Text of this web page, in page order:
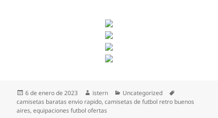
Publicado
el
6 de enero de 2023 Autor
istern Categorías
Uncategorized
camisetas baratas envio rapido,camisetas de futbol retro buenos
aires,equipaciones futbol ofertas